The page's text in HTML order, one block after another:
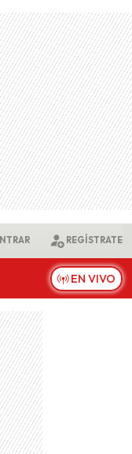
REGÍSTRATE
EN VIVO